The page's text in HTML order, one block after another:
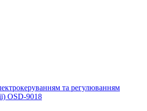
та регулюванням
OSD-9018